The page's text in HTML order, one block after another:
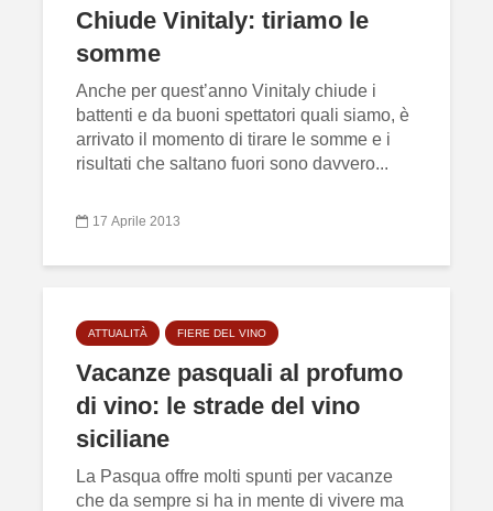
Chiude Vinitaly: tiriamo le
somme
Anche per quest’anno Vinitaly chiude i
battenti e da buoni spettatori quali siamo, è
arrivato il momento di tirare le somme e i
risultati che saltano fuori sono davvero...
17 Aprile 2013
ATTUALITÀ FIERE DEL VINO
Vacanze pasquali al profumo
di vino: le strade del vino
siciliane
La Pasqua offre molti spunti per vacanze
che da sempre si ha in mente di vivere ma